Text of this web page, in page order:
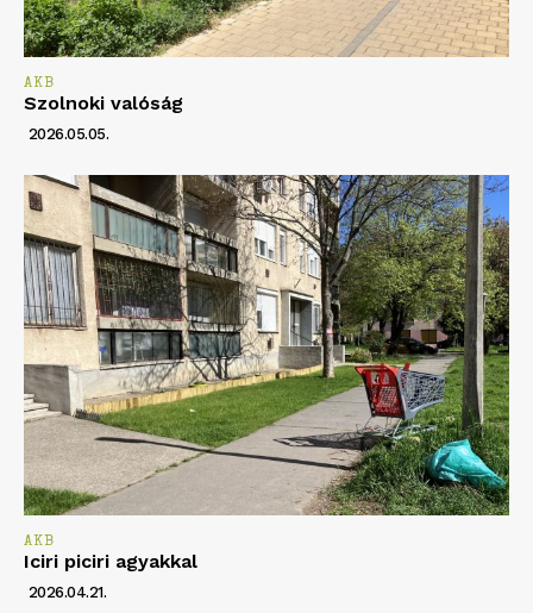
AKB
Szolnoki valóság
2026.05.05.
AKB
Iciri piciri agyakkal
2026.04.21.